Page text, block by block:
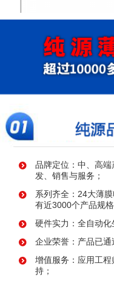
浙江华尔特机电股份有限
司
品牌定位：中、高
发、销售与服务；
系列齐全：24大薄
有近3000个产品规格
硬件实力：全自动化
企业荣誉：产品已
增值服务：应用工
持；